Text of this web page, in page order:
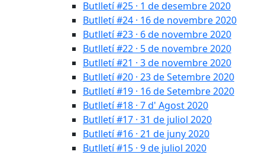
Butlletí #25 · 1 de desembre 2020
Butlletí #24 · 16 de novembre 2020
Butlletí #23 · 6 de novembre 2020
Butlletí #22 · 5 de novembre 2020
Butlletí #21 · 3 de novembre 2020
Butlletí #20 · 23 de Setembre 2020
Butlletí #19 · 16 de Setembre 2020
Butlletí #18 · 7 d' Agost 2020
Butlletí #17 · 31 de juliol 2020
Butlletí #16 · 21 de juny 2020
Butlletí #15 · 9 de juliol 2020